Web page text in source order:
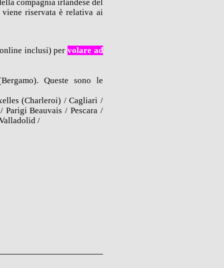
compagnia irlandese del
riservata è relativa ai
inclusi) per volare ad
Queste sono le
(Charleroi) / Cagliari /
Beauvais / Pescara /
/